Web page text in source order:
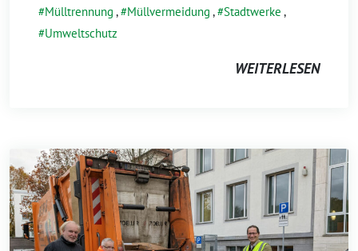
Mülltrennung , Müllvermeidung , Stadtwerke ,
Umweltschutz
WEITERLESEN